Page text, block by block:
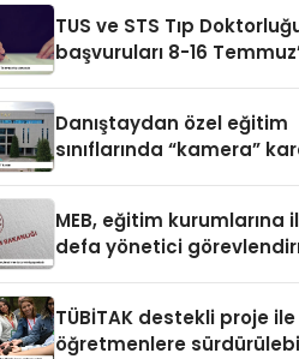
TUS ve STS Tıp
başvuruları 8-16
Danıştaydan özel eğitim
sınıflarında “kamera”
MEB, eğitim kurumlarına
defa yönetici
TÜBİTAK destekli proje ile
öğretmenlere